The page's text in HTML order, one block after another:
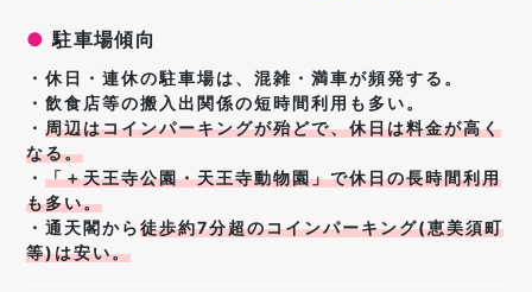
● 駐車場傾向
・休日・連休の駐車場は、混雑・満車が頻発する。
・飲食店等の搬入出関係の短時間利用も多い。
・周辺はコインパーキングが殆どで、休日は料金が高く
なる。
・「＋天王寺公園・天王寺動物園」で休日の長時間利用
も多い。
・通天閣から徒歩約7分超のコインパーキング(恵美須町
等)は安い。